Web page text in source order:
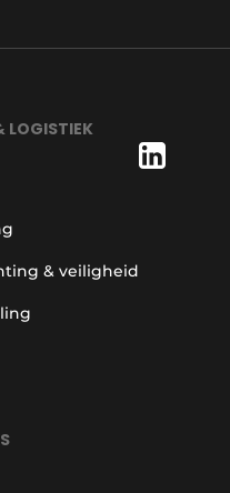
LOGISTIEK
& veiligheid